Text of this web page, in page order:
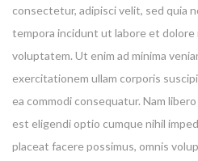
consectetur, adipisci velit, sed quia
tempora incidunt ut labore et dolore
voluptatem. Ut enim ad minima
exercitationem ullam corporis
ea commodi consequatur. Nam
est eligendi optio cumque nihil
placeat facere possimus, omnis